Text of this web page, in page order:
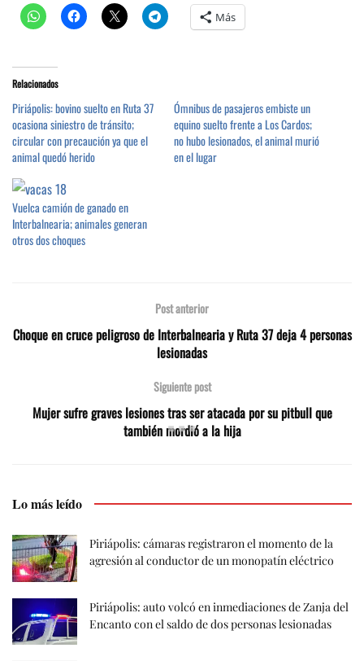
Más
Relacionados
Piriápolis: bovino suelto en Ruta 37
ocasiona siniestro de tránsito;
circular con precaución ya que el
animal quedó herido
Ómnibus de pasajeros embiste un
equino suelto frente a Los Cardos;
no hubo lesionados, el animal murió
en el lugar
Vuelca camión de ganado en
Interbalnearia; animales generan
otros dos choques
Post anterior
Choque en cruce peligroso de Interbalnearia y Ruta 37 deja 4 personas
lesionadas
Siguiente post
Mujer sufre graves lesiones tras ser atacada por su pitbull que
también mordió a la hija
Lo más leído
Piriápolis: cámaras registraron el momento de la
agresión al conductor de un monopatín eléctrico
Piriápolis: auto volcó en inmediaciones de Zanja del
Encanto con el saldo de dos personas lesionadas